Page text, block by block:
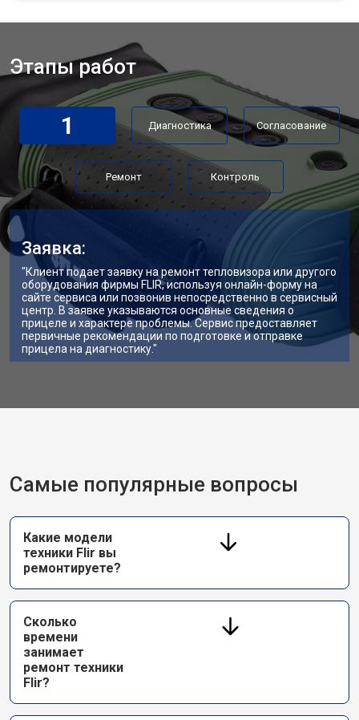
Этапы работ
1 Диагностика Согласование
Ремонт Контроль
Заявка:
"Клиент подает заявку на ремонт тепловизора или другого
оборудования фирмы FLIR, используя онлайн-форму на
сайте сервиса или позвонив непосредственно в сервисный
центр. В заявке указываются основные сведения о
прицеле и характере проблемы. Сервис предоставляет
первичные рекомендации по подготовке и отправке
прицела на диагностику."
Самые популярные вопросы
Какие модели
техники Flir вы
ремонтируете?
Сколько
времени
занимает
ремонт техники
Flir?